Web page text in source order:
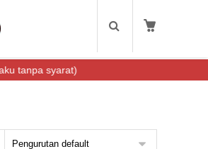
Pengurutan default